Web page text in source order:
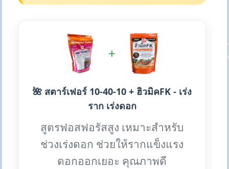
+
🌺 สตาร์เฟอร์ 10-40-10 + ฮิวมิคFK - เร่ง
ราก เร่งดอก
สูตรฟอสฟอรัสสูง เหมาะสำหรับ
ช่วงเร่งดอก ช่วยให้รากแข็งแรง
ดอกออกเยอะ คุณภาพดี